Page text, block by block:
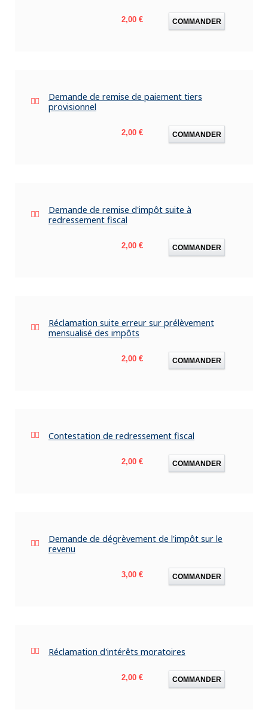
Prix
2,00 € COMMANDER
Demande de remise de paiement tiers
provisionnel
Prix
2,00 € COMMANDER
Demande de remise d'impôt suite à
redressement fiscal
Prix
2,00 € COMMANDER
Réclamation suite erreur sur prélèvement
mensualisé des impôts
Prix
2,00 € COMMANDER
Contestation de redressement fiscal
Prix
2,00 € COMMANDER
Demande de dégrèvement de l'impôt sur le
revenu
Prix
3,00 € COMMANDER
Réclamation d'intérêts moratoires
Prix
2,00 € COMMANDER